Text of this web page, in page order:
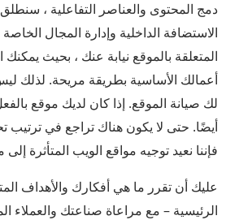
دمج المحتوى والعناصر التفاعلية ،
الاستضافة الداخلية وإدارة المجال الخاصة
المتعلقة بالموقع نيابة عنك ، بحيث يمكنك
أعمالك الأساسية بطريقة مريحة. لذلك
لك صيانة الموقع. إذا كان لديك موقع
أيضًا. حتى لا يكون هناك تراجع في
فإننا نعيد توجيه مواقع الويب المتأثرة
عليك أن تقرر ما هي أفكارك والأهداف
الرئيسية – مع مراعاة صناعتك والعملاء